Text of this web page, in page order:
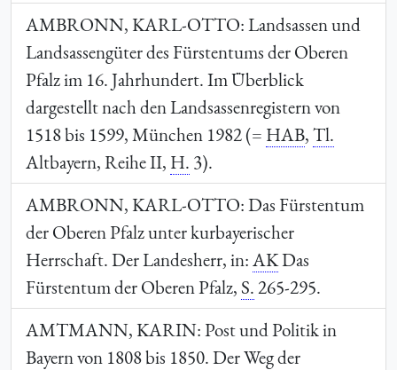
AMBRONN, KARL-OTTO: Landsassen und
Landsassengüter des Fürstentums der Oberen
Pfalz im 16. Jahrhundert. Im Überblick
dargestellt nach den Landsassenregistern von
1518 bis 1599, München 1982 (= HAB,Tl.
Altbayern, Reihe II, H. 3).
AMBRONN, KARL-OTTO: Das Fürstentum
der Oberen Pfalz unter kurbayerischer
Herrschaft. Der Landesherr, in:AKDas
Fürstentum der Oberen Pfalz,S.265-295.
AMTMANN, KARIN: Post und Politik in
Bayern von 1808 bis 1850. Der Weg der